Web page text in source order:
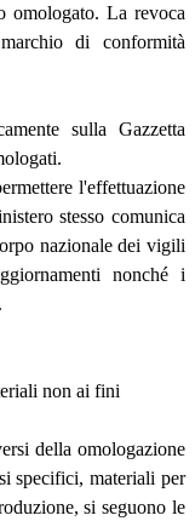
omologato. La revoca
di conformità
sulla Gazzetta
l'effettuazione
stesso comunica
nazionale dei vigili
nonché i
non ai fini
della omologazione
specifici, materiali per
si seguono le